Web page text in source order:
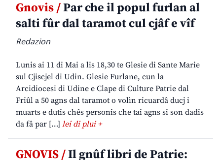
Gnovis /Par che il popul furlan al
salti fûr dal taramot cul cjâf e vîf
Redazion
Lunis ai 11 di Mai a lis 18,30 te Glesie di Sante Marie
sul Cjiscjel di Udin. Glesie Furlane, cun la
Arcidiocesi di Udine e Clape di Culture Patrie dal
Friûl a 50 agns dal taramot o volìn ricuardâ ducj i
muarts e dutis chês personis che tai agns si son dadis
da fâ par […] lei di plui +
GNOVIS /Il gnûf libri de Patrie: